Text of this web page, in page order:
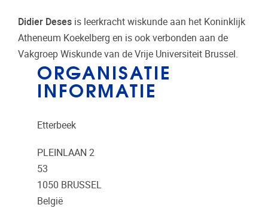
Didier Deses is leerkracht wiskunde aan het Koninklijk
Atheneum Koekelberg en is ook verbonden aan de
Vakgroep Wiskunde van de Vrije Universiteit Brussel.
ORGANISATIE
INFORMATIE
Etterbeek
PLEINLAAN 2
53
1050 BRUSSEL
België